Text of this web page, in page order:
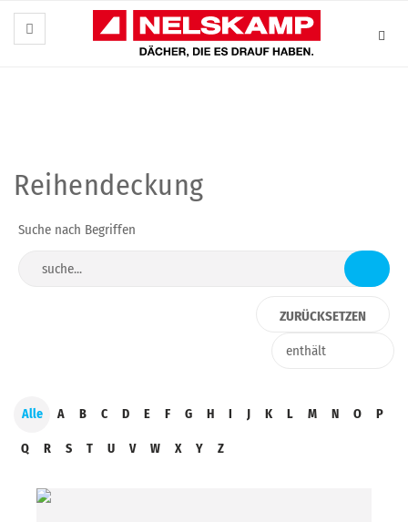
Reihendeckung
Suche nach Begriffen
Alle A B C D E F G H I J K L M N O P
Q R S T U V W X Y Z